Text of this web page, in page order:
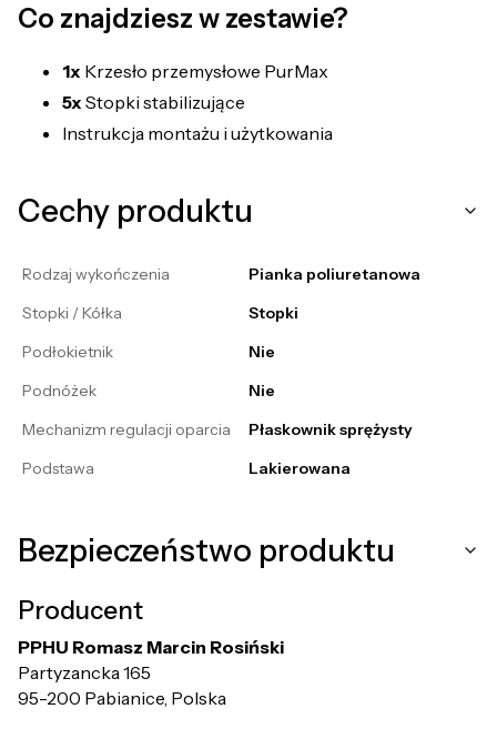
Co znajdziesz w zestawie?
1x Krzesło przemysłowe PurMax
5x Stopki stabilizujące
Instrukcja montażu i użytkowania
Cechy produktu
Rodzaj wykończenia
Pianka poliuretanowa
Stopki / Kółka
Stopki
Podłokietnik
Nie
Podnóżek
Nie
Mechanizm regulacji oparcia
Płaskownik sprężysty
Podstawa
Lakierowana
Bezpieczeństwo produktu
Producent
PPHU Romasz Marcin Rosiński
Partyzancka 165
95-200 Pabianice, Polska